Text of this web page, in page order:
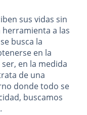
sus vidas sin
herramienta a las
busca la
en la
en la medida
de una
donde todo se
buscamos